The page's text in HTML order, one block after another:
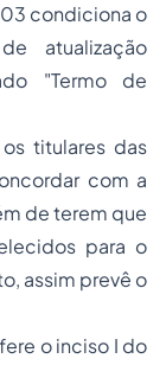
condiciona o
atualização
"Termo de
titulares das
com a
de terem que
para o
assim prevê o
o inciso I do